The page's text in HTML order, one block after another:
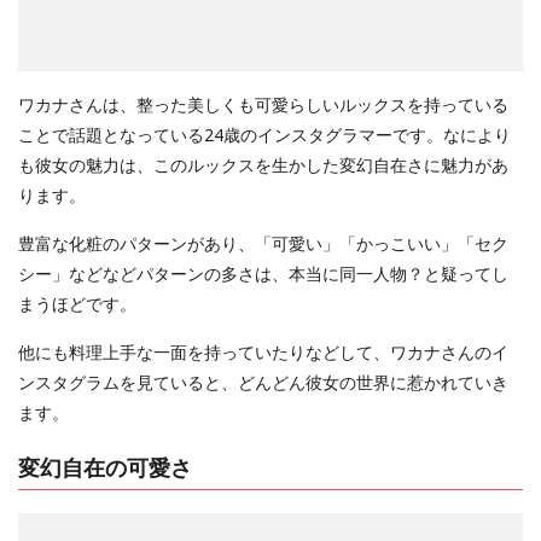
ワカナさんは、整った美しくも可愛らしいルックスを持っている
ことで話題となっている24歳のインスタグラマーです。なにより
も彼女の魅力は、このルックスを生かした変幻自在さに魅力があ
ります。
豊富な化粧のパターンがあり、「可愛い」「かっこいい」「セク
シー」などなどパターンの多さは、本当に同一人物？と疑ってし
まうほどです。
他にも料理上手な一面を持っていたりなどして、ワカナさんのイ
ンスタグラムを見ていると、どんどん彼女の世界に惹かれていき
ます。
変幻自在の可愛さ